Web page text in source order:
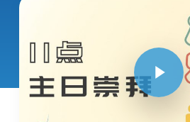
Play Video